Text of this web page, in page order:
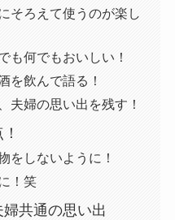
そろえて使うのが楽し
も何でもおいしい！
を飲んで語る！
夫婦の思い出を残す！
をしないように！
！笑
共通の思い出